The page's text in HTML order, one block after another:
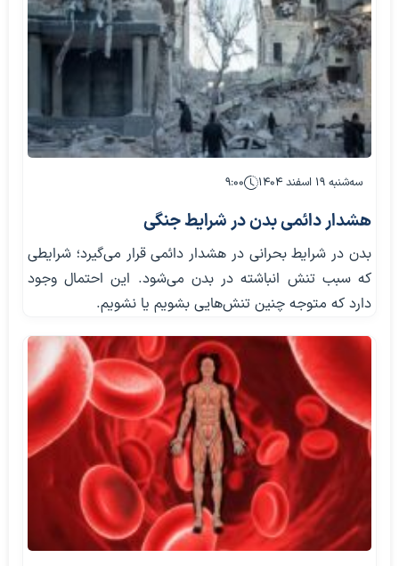
سه‌شنبه ۱۹ اسفند ۱۴۰۴ ۹:۰۰
هشدار دائمی بدن در شرایط جنگی
بدن در شرایط بحرانی در هشدار دائمی قرار می‌گیرد؛ شرایطی
که سبب تنش انباشته در بدن می‌شود. این احتمال وجود
دارد که متوجه چنین تنش‌هایی بشویم یا نشویم.